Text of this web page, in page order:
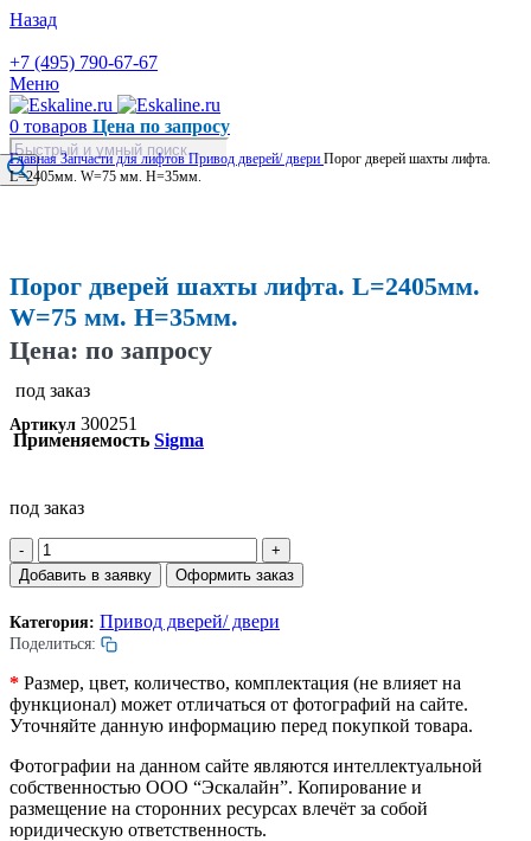
Назад
+7 (495) 790-67-67
Меню
0 товаров Цена по запросу
Поиск
товаров
ГлавнаяЗапчасти для лифтовПривод дверей/ двери Порог дверей шахты лифта.
L=2405мм. W=75 мм. H=35мм.
Порог дверей шахты лифта. L=2405мм.
W=75 мм. H=35мм.
Цена: по запросу
под заказ
Артикул 300251
Применяемость Sigma
под заказ
Количество
товара
Порог
шахты
лифта.
W=75
мм.
H=35мм.
Добавить в заявку Оформить заказ
Категория: Привод дверей/ двери
Поделиться:
* Размер, цвет, количество, комплектация (не влияет на
функционал) может отличаться от фотографий на сайте.
Уточняйте данную информацию перед покупкой товара.
Фотографии на данном сайте являются интеллектуальной
собственностью ООО “Эскалайн”. Копирование и
размещение на сторонних ресурсах влечёт за собой
юридическую ответственность.